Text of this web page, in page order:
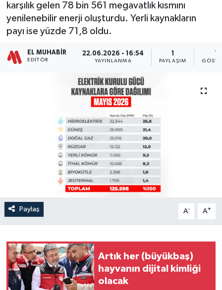
karşılık gelen 78 bin 561 megavatlık kısmını
yenilenebilir enerji oluşturdu. Yerli kaynakların
payı ise yüzde 71,8 oldu.
EL MUHABIR
EDITÖR
22.06.2026 - 16:54
YAYINLANMA PAYLAŞIM
Paylaş A- A+
Artık her (büyükbaş)
hayvanın dijital kimliği
olacak
Haber Arşivi